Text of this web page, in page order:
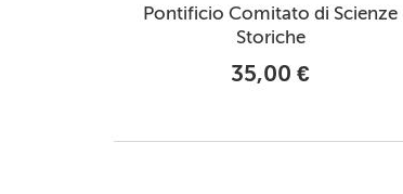
Pontificio Comitato di Scienze
Storiche
35,00 €